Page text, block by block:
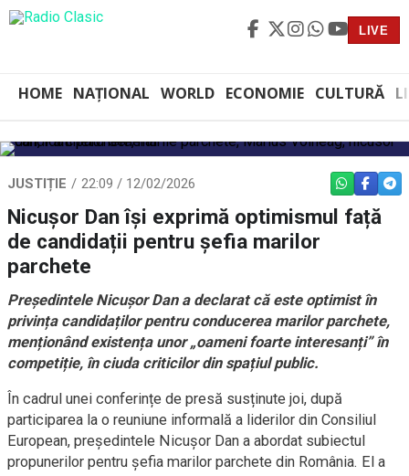
LIVE
HOME NAȚIONAL WORLD ECONOMIE CULTURĂ
JUSTIȚIE 22:09 / 12/02/2026 WHATSAPP
Nicușor Dan își exprimă optimismul față
de candidații pentru șefia marilor
parchete
Președintele Nicușor Dan a declarat că este optimist în
privința candidaților pentru conducerea marilor parchete,
menționând existența unor „oameni foarte interesanți” în
competiție, în ciuda criticilor din spațiul public.
În cadrul unei conferințe de presă susținute joi, după
participarea la o reuniune informală a liderilor din Consiliul
European, președintele Nicușor Dan a abordat subiectul
propunerilor pentru șefia marilor parchete din România. El a